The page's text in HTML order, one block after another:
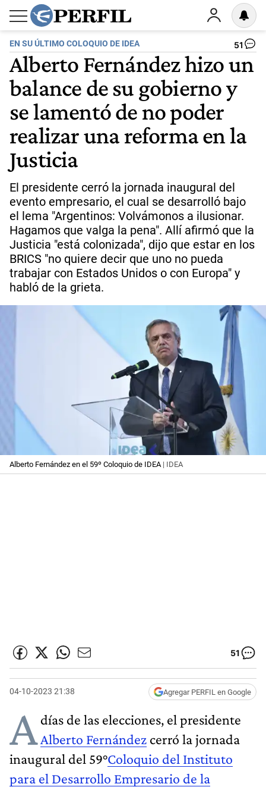
EN SU ÚLTIMO COLOQUIO DE IDEA 51
Alberto Fernández hizo un
balance de su gobierno y
se lamentó de no poder
realizar una reforma en la
Justicia
El presidente cerró la jornada inaugural del
evento empresario, el cual se desarrolló bajo
el lema "Argentinos: Volvámonos a ilusionar.
Hagamos que valga la pena". Allí afirmó que la
Justicia "está colonizada", dijo que estar en los
BRICS "no quiere decir que uno no pueda
trabajar con Estados Unidos o con Europa" y
habló de la grieta.
Alberto Fernández en el 59º Coloquio de IDEA | IDEA
51
04-10-2023 21:38 Agregar PERFIL en Google
Adías de las elecciones, el presidente
Alberto Fernández cerró la jornada
inaugural del 59°Coloquio del Instituto
para el Desarrollo Empresario de la